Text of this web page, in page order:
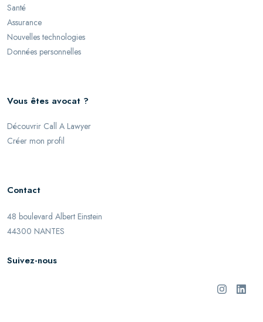
Santé
Assurance
Nouvelles technologies
Données personnelles
Vous êtes avocat ?
Découvrir Call A Lawyer
Créer mon profil
Contact
48 boulevard Albert Einstein
44300 NANTES
Suivez-nous